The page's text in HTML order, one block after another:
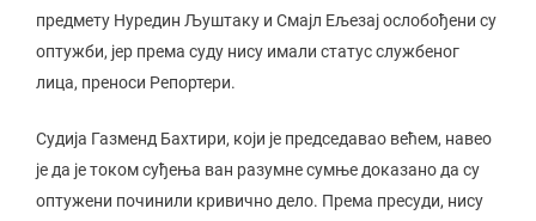
предмету Нуредин Љуштаку и Смајл Ељезај ослобођени су
оптужби, јер према суду нису имали статус службеног
лица, преноси Репортери.
Судија Газменд Бахтири, који је председавао већем, навео
је да је током суђења ван разумне сумње доказано да су
оптужени починили кривично дело. Према пресуди, нису